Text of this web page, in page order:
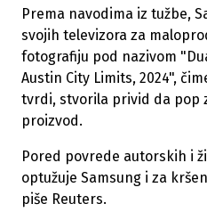
Prema navodima iz tužbe,
svojih televizora za
fotografiju pod nazivom
Austin City Limits, 2024",
tvrdi, stvorila privid da pop
proizvod.
Pored povrede autorskih i
optužuje Samsung i za
piše Reuters.